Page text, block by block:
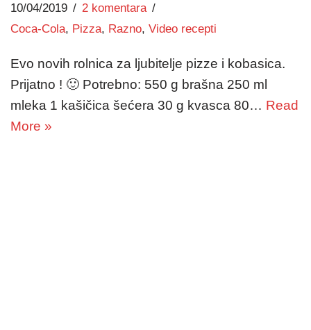
10/04/2019
2 komentara
Coca-Cola, Pizza, Razno, Video recepti
Evo novih rolnica za ljubitelje pizze i kobasica.
Prijatno ! 🙂 Potrebno: 550 g brašna 250 ml
mleka 1 kašičica šećera 30 g kvasca 80… Read
More »